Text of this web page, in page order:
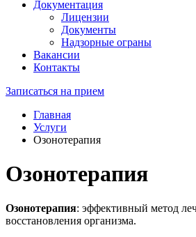
Документация
Лицензии
Документы
Надзорные ограны
Вакансии
Контакты
Записаться на прием
Главная
Услуги
Озонотерапия
Озонотерапия
Озонотерапия: эффективный метод
восстановления организма.